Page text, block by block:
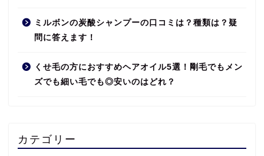
ミルボンの炭酸シャンプーの口コミは？種類は？疑
問に答えます！
くせ毛の方におすすめヘアオイル5選！剛毛でもメン
ズでも細い毛でも◎安いのはどれ？
カテゴリー